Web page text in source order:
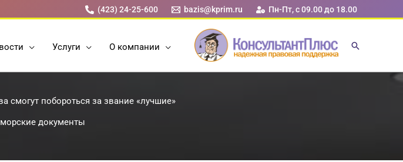
(423) 24-25-600 bazis@kprim.ru Пн-Пт, с 09.00 до 18.00
Услуги О компании
смогут побороться за звание «лучшие»
документы